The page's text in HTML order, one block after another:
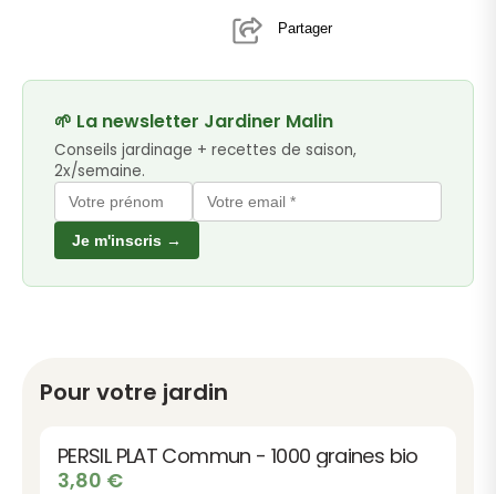
Partager
🌱 La newsletter Jardiner Malin
Conseils jardinage + recettes de saison,
2x/semaine.
Je m'inscris →
Pour votre jardin
PERSIL PLAT Commun - 1000 graines bio
3,80 €